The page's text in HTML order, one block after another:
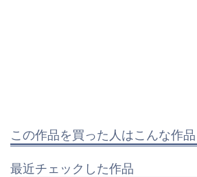
この作品を買った人はこんな作
最近チェックした作品